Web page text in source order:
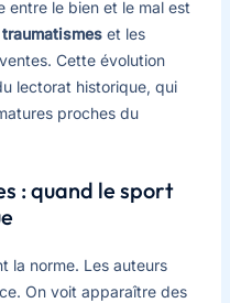
entre le bien et le mal est
traumatismeset les
Cette évolution
lectorat historique, qui
proches du
: quand le sport
la norme. Les auteurs
On voit apparaître des